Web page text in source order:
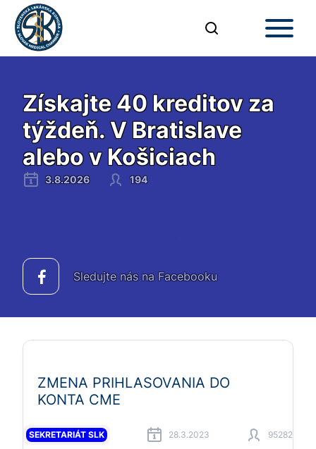
Získajte 40 kreditov za
týždeň. V Bratislave
alebo v Košiciach
3.8.2026 194
Sledujte nás na Facebooku
ZMENA PRIHLASOVANIA DO
KONTA CME
SEKRETARIÁT SLK 28.3.2023 95282